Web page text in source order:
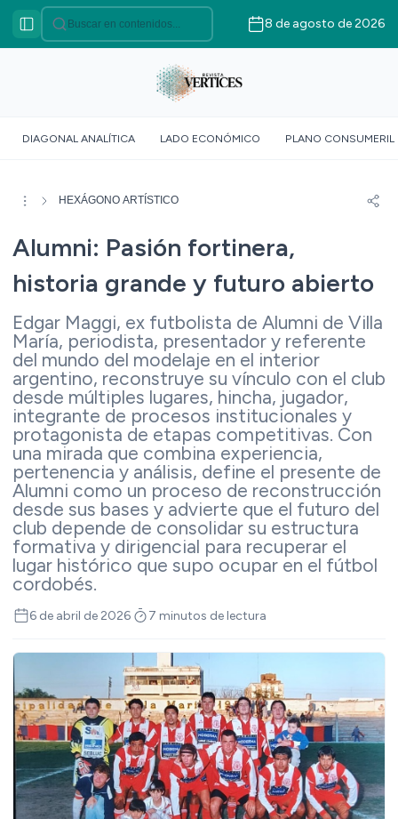
VÉRTICES ASOCIATIVO
VÉRTICES SOBERANÍA
VÉRTICES SUR GLOBAL
DOSSIER GEOMÉTRICO
8 de agosto de 2026
DIAGONAL ANALÍTICA LADO ECONÓMICO PLANO CONSUMERIL
HEXÁGONO ARTÍSTICO
Alumni: Pasión fortinera,
historia grande y futuro abierto
Edgar Maggi, ex futbolista de Alumni de Villa
María, periodista, presentador y referente
del mundo del modelaje en el interior
argentino, reconstruye su vínculo con el club
desde múltiples lugares, hincha, jugador,
integrante de procesos institucionales y
protagonista de etapas competitivas. Con
una mirada que combina experiencia,
pertenencia y análisis, define el presente de
Alumni como un proceso de reconstrucción
desde sus bases y advierte que el futuro del
club depende de consolidar su estructura
formativa y dirigencial para recuperar el
lugar histórico que supo ocupar en el fútbol
cordobés.
6 de abril de 2026 7 minutos de lectura